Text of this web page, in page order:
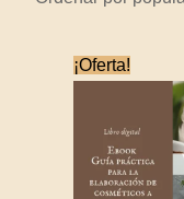
¡Oferta!
precio